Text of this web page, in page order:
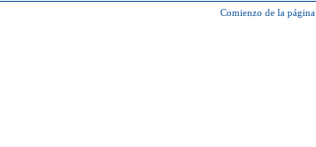
Comienzo de la página